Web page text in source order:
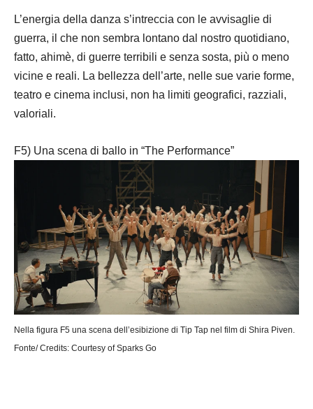
L’energia della danza s’intreccia con le avvisaglie di
guerra, il che non sembra lontano dal nostro quotidiano,
fatto, ahimè, di guerre terribili e senza sosta, più o meno
vicine e reali. La bellezza dell’arte, nelle sue varie forme,
teatro e cinema inclusi, non ha limiti geografici, razziali,
valoriali.
F5) Una scena di ballo in “The Performance”
Nella figura F5 una scena dell’esibizione di Tip Tap nel film di Shira Piven.
Fonte/ Credits: Courtesy of Sparks Go